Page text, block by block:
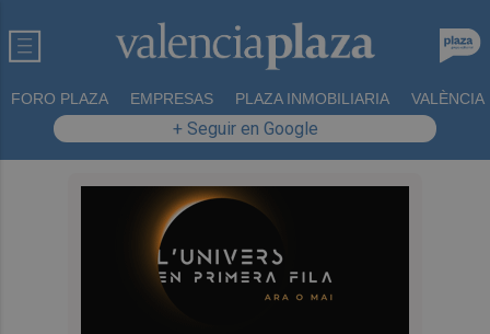
FORO PLAZA EMPRESAS PLAZA INMOBILIARIA VALÈNCIA
+ Seguir en Google